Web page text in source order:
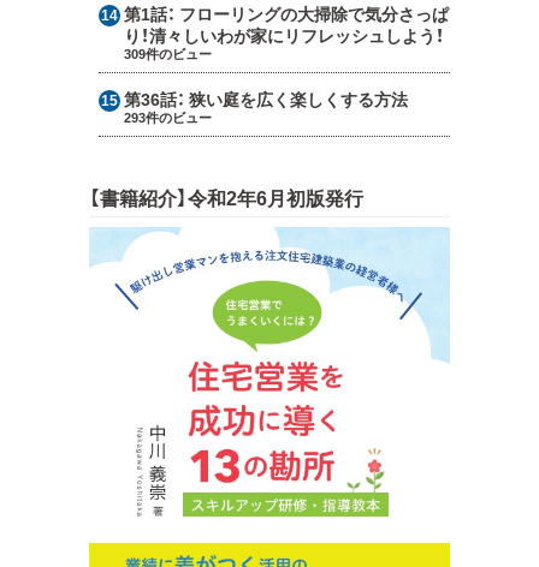
第1話： フローリングの大掃除で気分さっぱ
り！清々しいわが家にリフレッシュしよう！
309件のビュー
第36話：狭い庭を広く楽しくする方法
293件のビュー
【書籍紹介】令和2年6月初版発行